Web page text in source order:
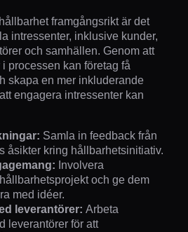
framgångsrikt är det
intressenter, inklusive kunder,
och samhällen. Genom att
processen kan företag få
skapa en mer inkluderande
engagera intressenter kan
Samla in feedback från
åsikter kring hållbarhetsinitiativ.
Involvera
och ge dem
med idéer.
leverantörer: Arbeta
leverantörer för att